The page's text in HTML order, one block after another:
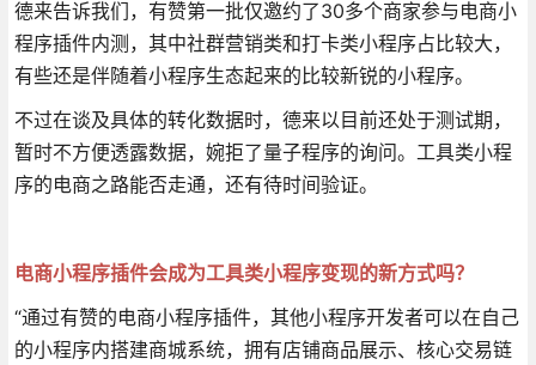
德来告诉我们，有赞第一批仅邀约了30多个商家参与电商小
程序插件内测，其中社群营销类和打卡类小程序占比较大，
有些还是伴随着小程序生态起来的比较新锐的小程序。
不过在谈及具体的转化数据时，德来以目前还处于测试期，
暂时不方便透露数据，婉拒了量子程序的询问。工具类小程
序的电商之路能否走通，还有待时间验证。
电商小程序插件会成为工具类小程序变现的新方式吗？
“通过有赞的电商小程序插件，其他小程序开发者可以在自己
的小程序内搭建商城系统，拥有店铺商品展示、核心交易链